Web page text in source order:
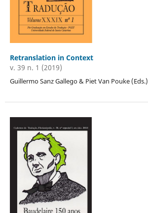
Retranslation in Context
v. 39 n. 1 (2019)
Guillermo Sanz Gallego & Piet Van Pouke (Eds.)